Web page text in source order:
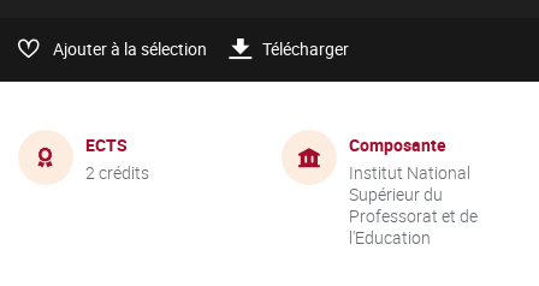
Ajouter à la sélection Télécharger
ECTS
2 crédits
Composante
Institut National
Supérieur du
Professorat et de
l'Education